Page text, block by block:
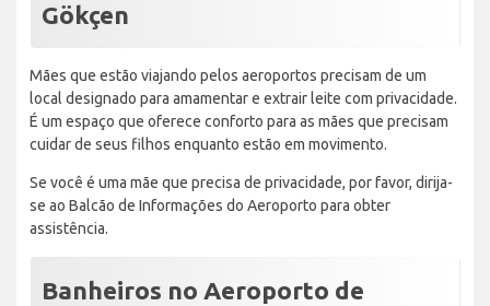
Gökçen
Mães que estão viajando pelos aeroportos precisam de um
local designado para amamentar e extrair leite com privacidade.
É um espaço que oferece conforto para as mães que precisam
cuidar de seus filhos enquanto estão em movimento.
Se você é uma mãe que precisa de privacidade, por favor, dirija-
se ao Balcão de Informações do Aeroporto para obter
assistência.
Banheiros no Aeroporto de